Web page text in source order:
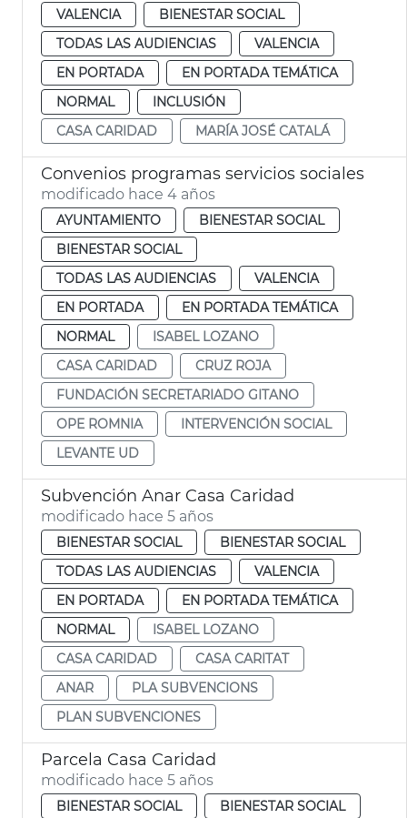
VALENCIA
BIENESTAR SOCIAL
TODAS LAS AUDIENCIAS
VALENCIA
EN PORTADA
EN PORTADA TEMÁTICA
NORMAL
INCLUSIÓN
CASA CARIDAD
MARÍA JOSÉ CATALÁ
Convenios programas servicios sociales
modificado hace 4 años
AYUNTAMIENTO
BIENESTAR SOCIAL
BIENESTAR SOCIAL
TODAS LAS AUDIENCIAS
VALENCIA
EN PORTADA
EN PORTADA TEMÁTICA
NORMAL
ISABEL LOZANO
CASA CARIDAD
CRUZ ROJA
FUNDACIÓN SECRETARIADO GITANO
OPE ROMNIA
INTERVENCIÓN SOCIAL
LEVANTE UD
Subvención Anar Casa Caridad
modificado hace 5 años
BIENESTAR SOCIAL
BIENESTAR SOCIAL
TODAS LAS AUDIENCIAS
VALENCIA
EN PORTADA
EN PORTADA TEMÁTICA
NORMAL
ISABEL LOZANO
CASA CARIDAD
CASA CARITAT
ANAR
PLA SUBVENCIONS
PLAN SUBVENCIONES
Parcela Casa Caridad
modificado hace 5 años
BIENESTAR SOCIAL
BIENESTAR SOCIAL